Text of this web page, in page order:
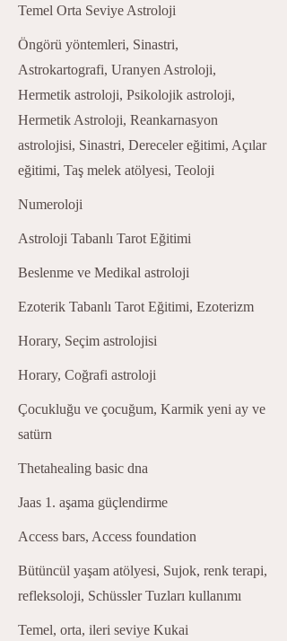
Temel Orta Seviye Astroloji
Öngörü yöntemleri, Sinastri,
Astrokartografi, Uranyen Astroloji,
Hermetik astroloji, Psikolojik astroloji,
Hermetik Astroloji, Reankarnasyon
astrolojisi, Sinastri, Dereceler eğitimi, Açılar
eğitimi, Taş melek atölyesi, Teoloji
Numeroloji
Astroloji Tabanlı Tarot Eğitimi
Beslenme ve Medikal astroloji
Ezoterik Tabanlı Tarot Eğitimi, Ezoterizm
Horary, Seçim astrolojisi
Horary, Coğrafi astroloji
Çocukluğu ve çocuğum, Karmik yeni ay ve
satürn
Thetahealing basic dna
Jaas 1. aşama güçlendirme
Access bars, Access foundation
Bütüncül yaşam atölyesi, Sujok, renk terapi,
refleksoloji, Schüssler Tuzları kullanımı
Temel, orta, ileri seviye Kukai